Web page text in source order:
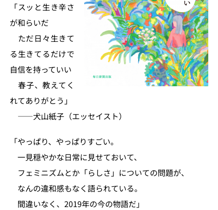
「スッと生き辛さ
が和らいだ
ただ日々生きて
る生きてるだけで
自信を持っていい
春子、教えてく
れてありがとう」
――犬山紙子（エッセイスト）
「やっぱり、やっぱりすごい。
一見穏やかな日常に見せておいて、
フェミニズムとか「らしさ」についての問題が、
なんの違和感もなく語られている。
間違いなく、2019年の今の物語だ」